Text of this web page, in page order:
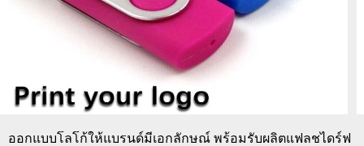
ออกแบบโลโก้ให้แบรนด์มีเอกลักษณ์ พร้อมรับผลิตแฟลชไดร์ฟ